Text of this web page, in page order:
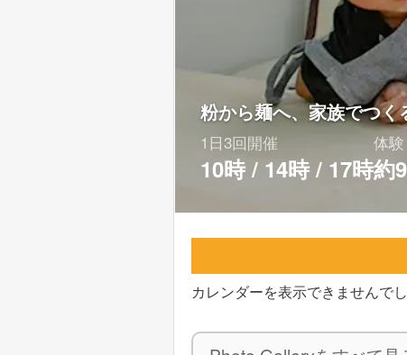
粉から麺へ、家族でつく
1日3回開催
10時 / 14時 / 17時
体験
約
カレンダーを表示できませんでし